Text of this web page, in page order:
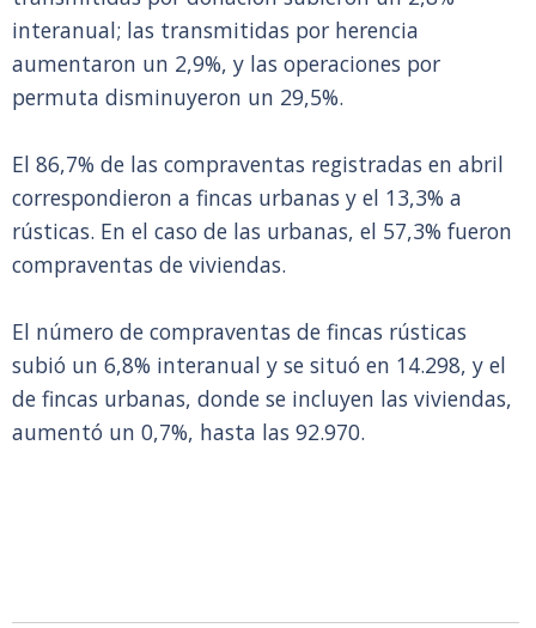
interanual; las transmitidas por herencia
aumentaron un 2,9%, y las operaciones por
permuta disminuyeron un 29,5%.
El 86,7% de las compraventas registradas en abril
correspondieron a fincas urbanas y el 13,3% a
rústicas. En el caso de las urbanas, el 57,3% fueron
compraventas de viviendas.
El número de compraventas de fincas rústicas
subió un 6,8% interanual y se situó en 14.298, y el
de fincas urbanas, donde se incluyen las viviendas,
aumentó un 0,7%, hasta las 92.970.